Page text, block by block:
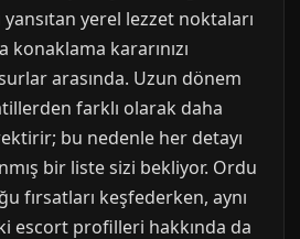
yerel lezzet noktaları
konaklama kararınızı
arasında. Uzun dönem
farklı olarak daha
bu nedenle her detayı
bir liste sizi bekliyor. Ordu
fırsatları keşfederken, aynı
escort profilleri hakkında da